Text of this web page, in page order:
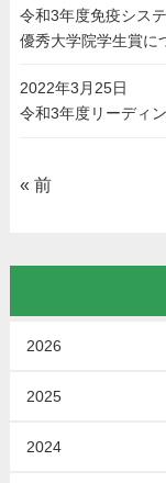
令和3年度免疫シス
優秀大学院学生賞に
2022年3月25日
令和3年度リーディ
« 前
2026
2025
2024